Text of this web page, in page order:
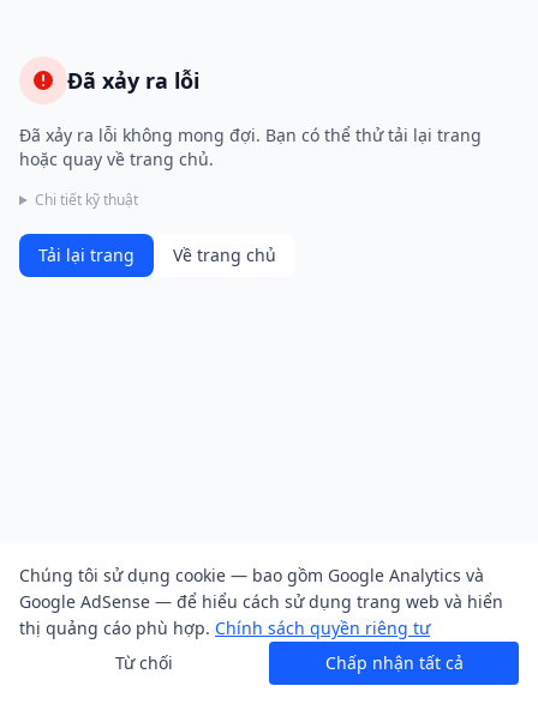
Đã xảy ra lỗi
Đã xảy ra lỗi không mong đợi. Bạn có thể thử tải lại trang
hoặc quay về trang chủ.
Chi tiết kỹ thuật
Tải lại trang Về trang chủ
Chúng tôi sử dụng cookie — bao gồm Google Analytics và
Google AdSense — để hiểu cách sử dụng trang web và hiển
thị quảng cáo phù hợp. Chính sách quyền riêng tư
Từ chối
Chấp nhận tất cả